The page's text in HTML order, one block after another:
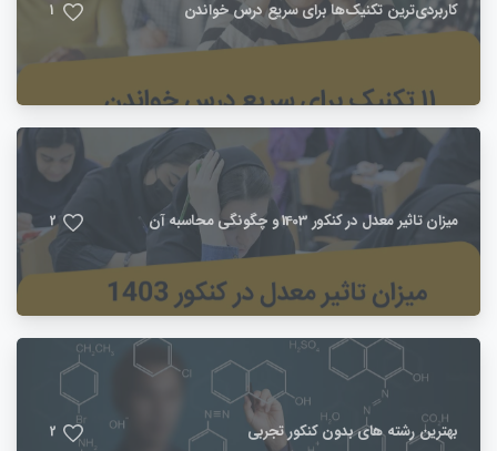
کاربردی‌ترین تکنیک‌ها برای سریع درس خواندن 1
میزان تاثیر معدل در کنکور 1403 و چگونگی محاسبه آن 2
بهترین رشته های بدون کنکور تجربی 2